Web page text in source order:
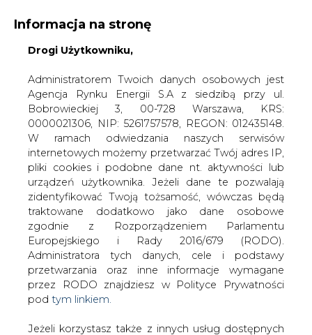
KONTAKT:
WYDAWCA PORTALU:
WYSOKI KONTRAST WIELKOŚĆ TEKSTU A A
ZALOGUJ SIĘ
WŁĄCZ CIRE.TV
Informacja na stronę
Drogi Użytkowniku,
Administratorem Twoich danych osobowych jest
Agencja Rynku Energii S.A z siedzibą przy ul.
Bobrowieckiej 3, 00-728 Warszawa, KRS:
0000021306, NIP: 5261757578, REGON: 012435148.
W ramach odwiedzania naszych serwisów
internetowych możemy przetwarzać Twój adres IP,
pliki cookies i podobne dane nt. aktywności lub
urządzeń użytkownika. Jeżeli dane te pozwalają
zidentyfikować Twoją tożsamość, wówczas będą
traktowane dodatkowo jako dane osobowe
zgodnie z Rozporządzeniem Parlamentu
Europejskiego i Rady 2016/679 (RODO).
Administratora tych danych, cele i podstawy
przetwarzania oraz inne informacje wymagane
przez RODO znajdziesz w Polityce Prywatności
pod tym linkiem.
Jeżeli korzystasz także z innych usług dostępnych